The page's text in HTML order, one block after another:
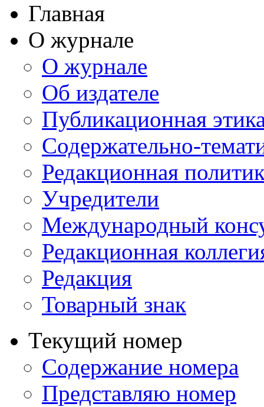
Главная
О журнале
О журнале
Об издателе
Публикационная
Содержательно-
Редакционная
Учредители
Международный
Редакционная
Редакция
Товарный знак
Текущий номер
Содержание номера
Представляю номер